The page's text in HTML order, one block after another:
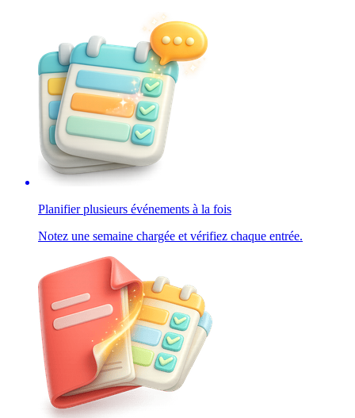
Planifier plusieurs événements à la fois
Notez une semaine chargée et vérifiez chaque entrée.